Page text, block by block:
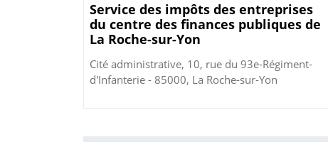
Service des impôts des entreprises
du centre des finances publiques de
La Roche-sur-Yon
Cité administrative, 10, rue du 93e-Régiment-
d'Infanterie - 85000, La Roche-sur-Yon